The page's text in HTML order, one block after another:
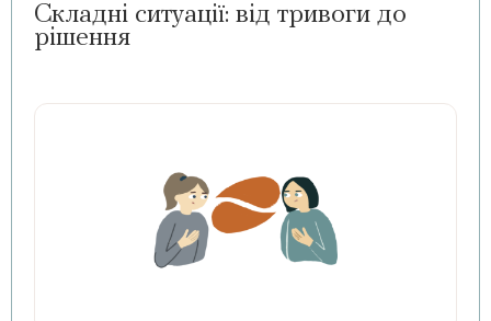
Складні ситуації: від тривоги до
рішення